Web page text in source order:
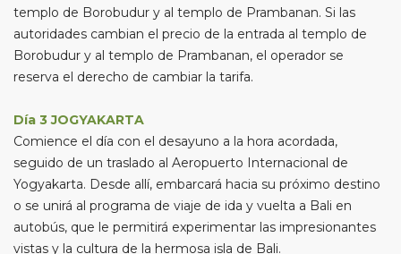
templo de Borobudur y al templo de Prambanan. Si las
autoridades cambian el precio de la entrada al templo de
Borobudur y al templo de Prambanan, el operador se
reserva el derecho de cambiar la tarifa.
Día 3 JOGYAKARTA
Comience el día con el desayuno a la hora acordada,
seguido de un traslado al Aeropuerto Internacional de
Yogyakarta. Desde allí, embarcará hacia su próximo destino
o se unirá al programa de viaje de ida y vuelta a Bali en
autobús, que le permitirá experimentar las impresionantes
vistas y la cultura de la hermosa isla de Bali.